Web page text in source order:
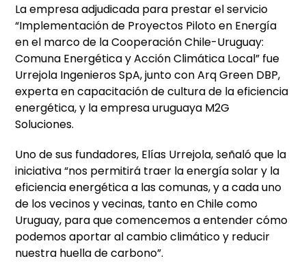
La empresa adjudicada para prestar el servicio
“Implementación de Proyectos Piloto en Energía
en el marco de la Cooperación Chile-Uruguay:
Comuna Energética y Acción Climática Local” fue
Urrejola Ingenieros SpA, junto con Arq Green DBP,
experta en capacitación de cultura de la eficiencia
energética, y la empresa uruguaya M2G
Soluciones.
Uno de sus fundadores, Elías Urrejola, señaló que la
iniciativa “nos permitirá traer la energía solar y la
eficiencia energética a las comunas, y a cada uno
de los vecinos y vecinas, tanto en Chile como
Uruguay, para que comencemos a entender cómo
podemos aportar al cambio climático y reducir
nuestra huella de carbono”.